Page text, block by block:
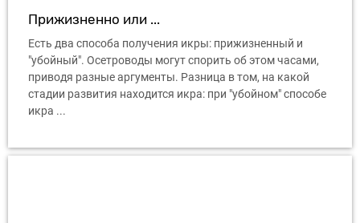
Прижизненно или ...
Есть два способа получения икры: прижизненный и
"убойный". Осетроводы могут спорить об этом часами,
приводя разные аргументы. Разница в том, на какой
стадии развития находится икра: при "убойном" способе
икра ...